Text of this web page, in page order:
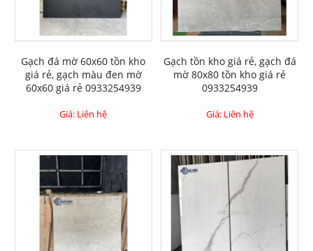
Gạch đá mờ 60x60 tồn kho
giá rẻ, gạch màu đen mờ
60x60 giá rẻ 0933254939
Giá: Liên hệ
Gạch tồn kho giá rẻ, gạch đá
mờ 80x80 tồn kho giá rẻ
0933254939
Giá: Liên hệ